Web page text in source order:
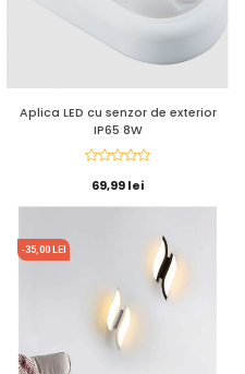
Aplica LED cu senzor de exterior
IP65 8W
69,99 lei
-35,00 LEI